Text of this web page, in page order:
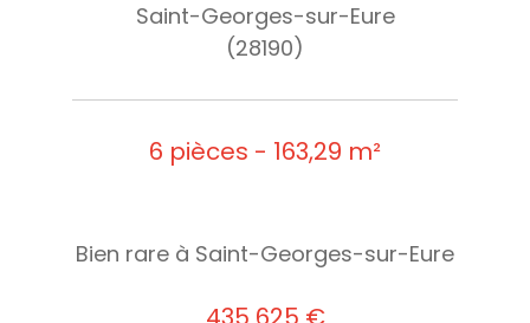
Saint-Georges-sur-Eure
(28190)
6 pièces - 163,29 m²
Bien rare à Saint-Georges-sur-Eure